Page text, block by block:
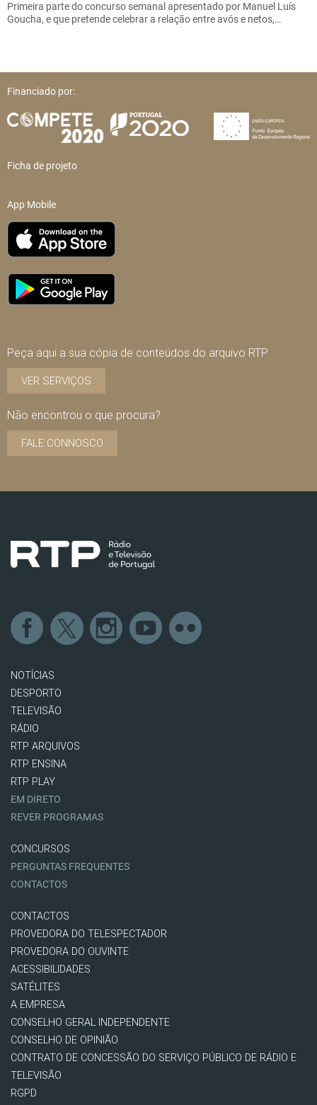
Primeira parte do concurso semanal apresentado por Manuel Luís
Goucha, e que pretende celebrar a relação entre avós e netos,…
Financiado por:
Ficha de projeto
App Mobile
Peça aqui a sua cópia de conteúdos do arquivo RTP
VER SERVIÇOS
Não encontrou o que procura?
FALE CONNOSCO
NOTÍCIAS
DESPORTO
TELEVISÃO
RÁDIO
RTP ARQUIVOS
RTP ENSINA
RTP PLAY
EM DIRETO
REVER PROGRAMAS
CONCURSOS
PERGUNTAS FREQUENTES
CONTACTOS
CONTACTOS
PROVEDORA DO TELESPECTADOR
PROVEDORA DO OUVINTE
ACESSIBILIDADES
SATÉLITES
A EMPRESA
CONSELHO GERAL INDEPENDENTE
CONSELHO DE OPINIÃO
CONTRATO DE CONCESSÃO DO SERVIÇO PÚBLICO DE RÁDIO E
TELEVISÃO
RGPD